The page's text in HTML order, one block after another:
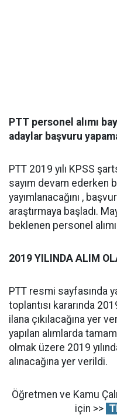
PTT personel alımı
adaylar başvuru
PTT 2019 yılı KPSS
sayım devam ederken
yayımlanacağını ,
araştırmaya başladı.
beklenen personel
2019 YILINDA ALIM
PTT resmi sayfasında
toplantısı kararında
ilana çıkılacağına yer
yapılan alımlarda
olmak üzere 2019
alınacağına yer verildi.
Öğretmen ve Kamu
için >>